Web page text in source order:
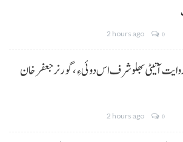
2 hours ago 0
آتیٹی بھلو شرف اس دوئی ءِ،گورنر جعفرخان
2 hours ago 0